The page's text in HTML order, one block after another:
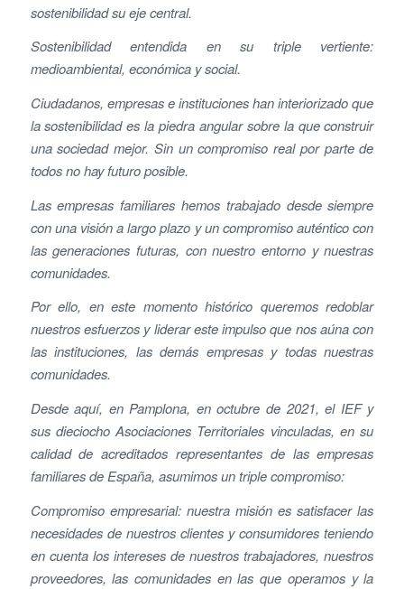
sostenibilidad su eje central.
Sostenibilidad entendida en su triple vertiente:
medioambiental, económica y social.
Ciudadanos, empresas e instituciones han interiorizado que
la sostenibilidad es la piedra angular sobre la que construir
una sociedad mejor. Sin un compromiso real por parte de
todos no hay futuro posible.
Las empresas familiares hemos trabajado desde siempre
con una visión a largo plazo y un compromiso auténtico con
las generaciones futuras, con nuestro entorno y nuestras
comunidades.
Por ello, en este momento histórico queremos redoblar
nuestros esfuerzos y liderar este impulso que nos aúna con
las instituciones, las demás empresas y todas nuestras
comunidades.
Desde aquí, en Pamplona, en octubre de 2021, el IEF y
sus dieciocho Asociaciones Territoriales vinculadas, en su
calidad de acreditados representantes de las empresas
familiares de España, asumimos un triple compromiso:
Compromiso empresarial: nuestra misión es satisfacer las
necesidades de nuestros clientes y consumidores teniendo
en cuenta los intereses de nuestros trabajadores, nuestros
proveedores, las comunidades en las que operamos y la